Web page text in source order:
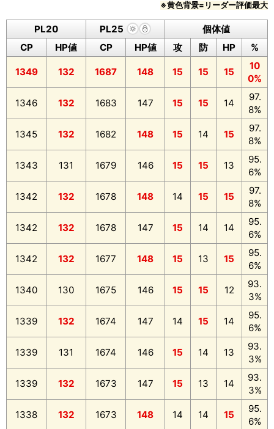
※黄色背景=リーダー評価最大
PL20 PL25
個体値
CP
HP値 CP HP値 攻 防 HP %
1349 132 1687 148 15 15 15
10
0%
1346 132 1683 147 15 15 14
97.
8%
1345 132 1682 148 15 14 15
97.
8%
1343 131 1679 146 15 15 13
95.
6%
1342 132 1678 148 14 15 15
97.
8%
1342 132 1678 147 15 14 14
95.
6%
1342 132 1677 148 15 13 15
95.
6%
1340 130 1675 146 15 15 12
93.
3%
1339 132 1674 147 14 15 14
95.
6%
1339 131 1674 146 15 14 13
93.
3%
1339 132 1673 147 15 13 14
93.
3%
1338 132 1673 148 14 14 15
95.
6%